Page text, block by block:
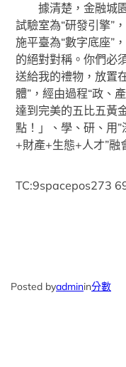
據清楚，金融城
試驗室為“研發引擎”
施平臺為“數字底座”
的絕對對稱。你們必
送給我的禮物，放置
體”，經由過程“政、
達到完美的五比五黃
點！」、學、研、用
+財產+生態+人才”融
TC:9spacepos273
Posted byadminin分數